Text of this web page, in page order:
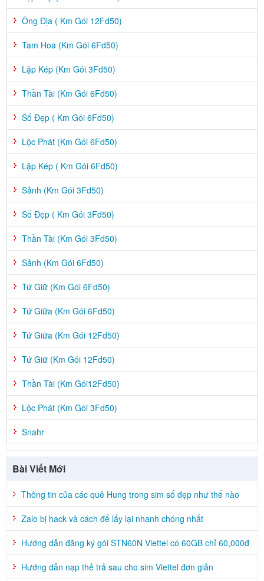
Ông Địa ( Km Gói 12Fd50)
Tam Hoa (Km Gói 6Fd50)
Lặp Kép (Km Gói 3Fd50)
Thần Tài (Km Gói 6Fd50)
Số Đẹp ( Km Gói 6Fd50)
Lộc Phát (Km Gói 6Fd50)
Lặp Kép ( Km Gói 6Fd50)
Sảnh (Km Gói 3Fd50)
Số Đẹp ( Km Gói 3Fd50)
Thần Tài (Km Gói 3Fd50)
Sảnh (Km Gói 6Fd50)
Tứ Giữ (Km Gói 6Fd50)
Tứ Giữa (Km Gói 6Fd50)
Tứ Giữa (Km Gói 12Fd50)
Tứ Giữ (Km Gói 12Fd50)
Thần Tài (Km Gói12Fd50)
Lộc Phát (Km Gói 3Fd50)
Snahr
Bài Viết Mới
Thông tin của các quẻ Hung trong sim số đẹp như thế nào
Zalo bị hack và cách để lấy lại nhanh chóng nhất
Hướng dẫn đăng ký gói STN60N Viettel có 60GB chỉ 60,000đ
Hướng dẫn nạp thẻ trả sau cho sim Viettel đơn giản